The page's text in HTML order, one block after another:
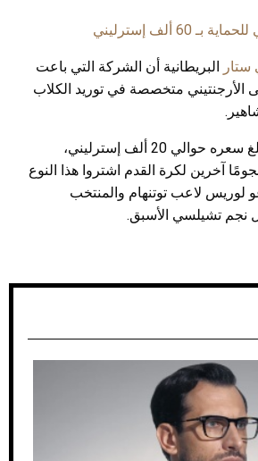
بـ 60 ألف إسترليني
ستار البريطانية أن الشركة التي باعت
متخصصة في توريد الكلاب
وأضافت أن الكلب يبلغ سعره حوالي 20 ألف إسترليني،
آخرين لكرة القدم اشتروا هذا النوع
لوريس لاعب توتنهام والمنتخب
نجم تشيلسي الأسبق.